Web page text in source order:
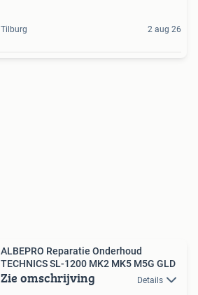
Tilburg 2 aug 26
ALBEPRO Reparatie Onderhoud
TECHNICS SL-1200 MK2 MK5 M5G GLD
Zie omschrijving Details